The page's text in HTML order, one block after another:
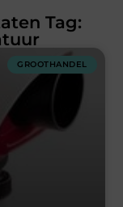
Tag:
GROOTHANDEL